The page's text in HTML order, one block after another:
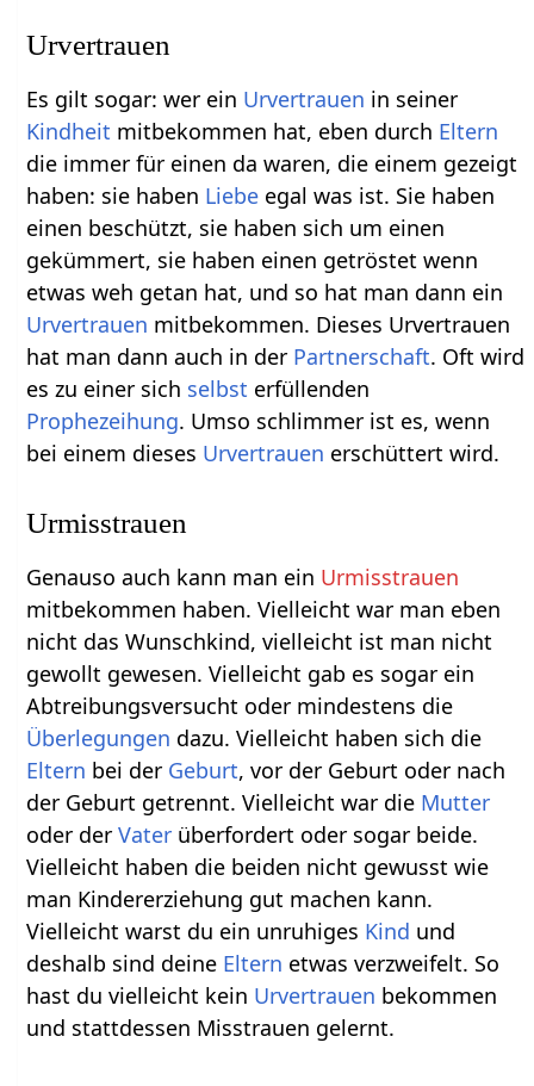
Urvertrauen
Es gilt sogar: wer ein Urvertrauen in seiner
Kindheit mitbekommen hat, eben durch Eltern
die immer für einen da waren, die einem gezeigt
haben: sie haben Liebe egal was ist. Sie haben
einen beschützt, sie haben sich um einen
gekümmert, sie haben einen getröstet wenn
etwas weh getan hat, und so hat man dann ein
Urvertrauen mitbekommen. Dieses Urvertrauen
hat man dann auch in der Partnerschaft. Oft wird
es zu einer sich selbst erfüllenden
Prophezeihung. Umso schlimmer ist es, wenn
bei einem dieses Urvertrauen erschüttert wird.
Urmisstrauen
Genauso auch kann man ein Urmisstrauen
mitbekommen haben. Vielleicht war man eben
nicht das Wunschkind, vielleicht ist man nicht
gewollt gewesen. Vielleicht gab es sogar ein
Abtreibungsversucht oder mindestens die
Überlegungen dazu. Vielleicht haben sich die
Eltern bei der Geburt, vor der Geburt oder nach
der Geburt getrennt. Vielleicht war die Mutter
oder derVater überfordert oder sogar beide.
Vielleicht haben die beiden nicht gewusst wie
man Kindererziehung gut machen kann.
Vielleicht warst du ein unruhiges Kind und
deshalb sind deine Eltern etwas verzweifelt. So
hast du vielleicht kein Urvertrauen bekommen
und stattdessen Misstrauen gelernt.